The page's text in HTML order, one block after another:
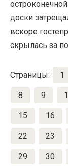
доски
вскоре
скрылась за
Страницы: 1
8 9
15 16
22 23
29 30